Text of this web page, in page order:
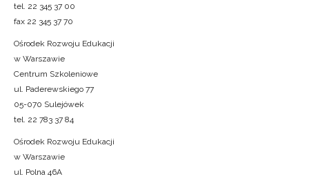
tel. 22 345 37 00
fax 22 345 37 70
Ośrodek Rozwoju Edukacji
w Warszawie
Centrum Szkoleniowe
ul. Paderewskiego 77
05-070 Sulejówek
tel. 22 783 37 84
Ośrodek Rozwoju Edukacji
w Warszawie
ul. Polna 46A